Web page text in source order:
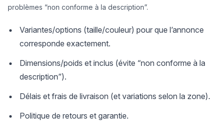
problèmes “non conforme à la description”.
Variantes/options (taille/couleur) pour que l’annonce
corresponde exactement.
Dimensions/poids et inclus (évite “non conforme à la
description”).
Délais et frais de livraison (et variations selon la zone).
Politique de retours et garantie.